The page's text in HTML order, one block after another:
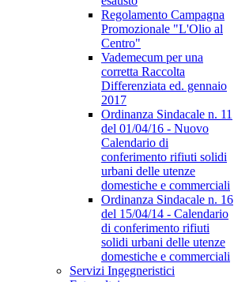
Regolamento Campagna
Promozionale "L'Olio al
Centro"
Vademecum per una
corretta Raccolta
Differenziata ed. gennaio
2017
Ordinanza Sindacale n. 11
del 01/04/16 - Nuovo
Calendario di
conferimento rifiuti solidi
urbani delle utenze
domestiche e commerciali
Ordinanza Sindacale n. 16
del 15/04/14 - Calendario
di conferimento rifiuti
solidi urbani delle utenze
domestiche e commerciali
Servizi Ingegneristici